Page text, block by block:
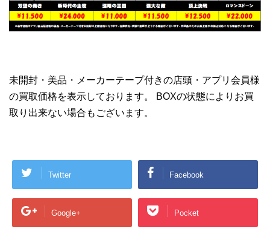
未開封・美品・メーカーテープ付きの店頭・アプリ会員様
の買取価格を表示しております。 BOXの状態によりお買
取り出来ない場合もございます。
Twitter Facebook
Google+ Pocket